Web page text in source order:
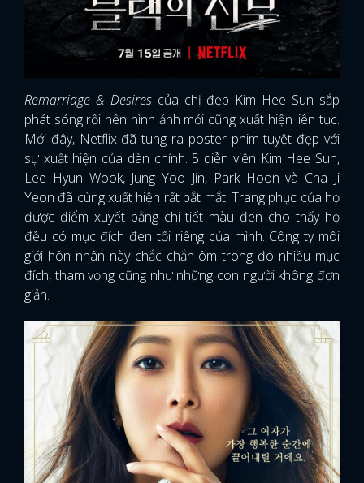
Remarriage & Desirescủa chị đẹp Kim Hee Sun sắp
phát sóng rồi nên hình ảnh mới cũng xuất hiện liên tục.
Mới đây, Netflix đã tung ra poster phim tuyệt đẹp với
sự xuất hiện của dàn chính. 5 diễn viên Kim Hee Sun,
Lee Hyun Wook, Jung Yoo Jin, Park Hoon và Cha Ji
Yeon đã cùng xuất hiện rất bắt mắt. Trang phục của họ
được điểm xuyết bằng chi tiết màu đen cho thấy họ
đều có mục đích đen tối riêng của mình. Công ty môi
giới hôn nhân này chắc chắn ôm trong đó nhiều mục
đích, tham vọng cũng như những con người không đơn
giản.